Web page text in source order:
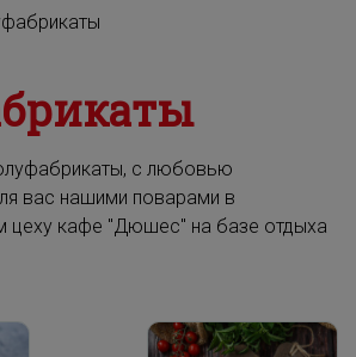
с любовью
вас нашими поварами в
цеху кафе "Дюшес" на базе отдыха